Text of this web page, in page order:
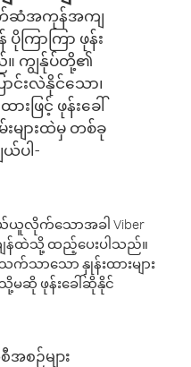
က်ဆံအကုန်အကျ
ပိုကြာကြာ ဖုန်း
။ ကျွန်ုပ်တို့၏
င်းလဲနိုင်သော၊
ဖြင့် ဖုန်းခေါ်
ျားထဲမှ တစ်ခု
ယ်ပါ-
လိုက်သောအခါ Viber
န်ထဲသို့ ထည့်ပေးပါသည်။
သာသော နှုန်းထားများ
မဆို ဖုန်းခေါ်ဆိုနိုင်
စဉ်များ